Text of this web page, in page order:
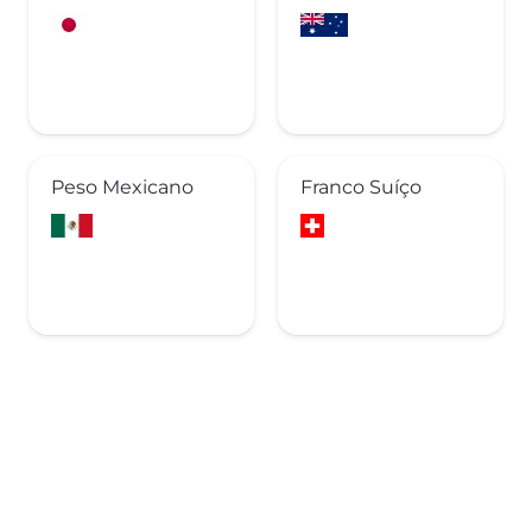
Peso Mexicano Franco Suíço